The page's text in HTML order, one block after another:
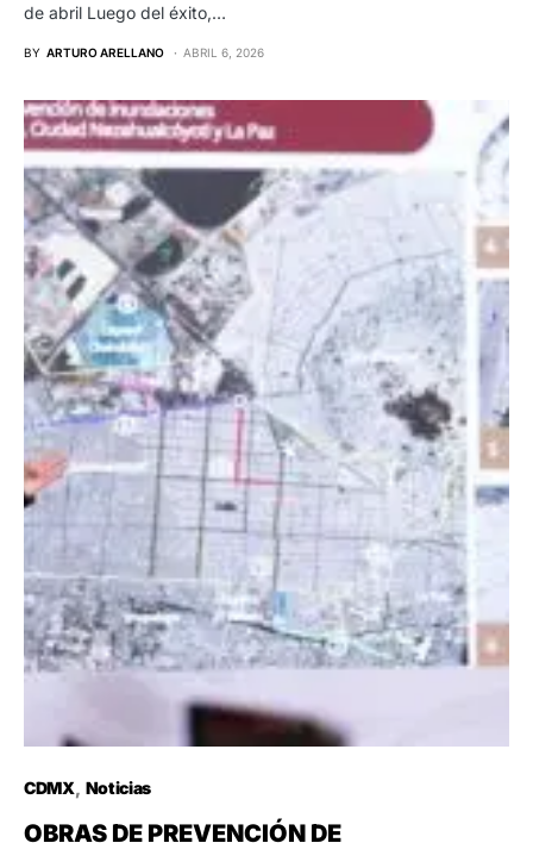
de abril Luego del éxito,…
BY ARTURO ARELLANO ABRIL 6, 2026
CDMX Noticias
OBRAS DE PREVENCIÓN DE